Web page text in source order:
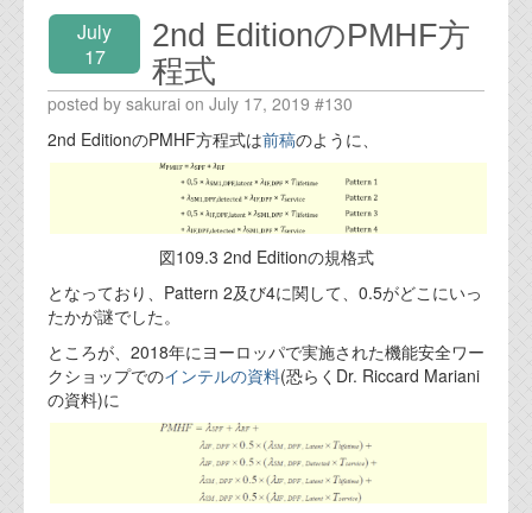
会社案内
会社概要
代表ご挨拶
ブログ
機能安全ブログ
設計ブログ
July
17
2nd EditionのPMHF方
程式
posted by sakurai on July 17, 2019 #130
2nd EditionのPMHF方程式は前稿のように、
図109.3 2nd Editionの規格式
となっており、Pattern 2及び4に関して、0.5がどこにいっ
たかが謎でした。
ところが、2018年にヨーロッパで実施された機能安全ワー
クショップでのインテルの資料(恐らくDr. Riccard Mariani
の資料)に